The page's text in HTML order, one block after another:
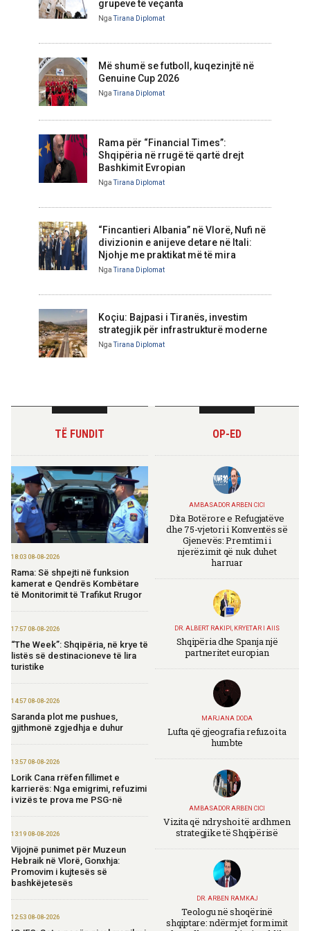
grupeve të veçanta
Nga Tirana Diplomat
Më shumë se futboll, kuqezinjtë në
Genuine Cup 2026
Nga Tirana Diplomat
Rama për “Financial Times”:
Shqipëria në rrugë të qartë drejt
Bashkimit Evropian
Nga Tirana Diplomat
“Fincantieri Albania” në Vlorë, Nufi në
divizionin e anijeve detare në Itali:
Njohje me praktikat më të mira
Nga Tirana Diplomat
Koçiu: Bajpasi i Tiranës, investim
strategjik për infrastrukturë moderne
Nga Tirana Diplomat
TË FUNDIT
18:03 08-08-2026
Rama: Së shpejti në funksion
kamerat e Qendrës Kombëtare
të Monitorimit të Trafikut Rrugor
17:57 08-08-2026
“The Week”: Shqipëria, në krye të
listës së destinacioneve të lira
turistike
14:57 08-08-2026
Saranda plot me pushues,
gjithmonë zgjedhja e duhur
13:57 08-08-2026
Lorik Cana rrëfen fillimet e
karrierës: Nga emigrimi, refuzimi
i vizës te prova me PSG-në
13:19 08-08-2026
Vijojnë punimet për Muzeun
Hebraik në Vlorë, Gonxhja:
Promovim i kujtesës së
bashkëjetesës
12:53 08-08-2026
OP-ED
AMBASADOR ARBEN CICI
Dita Botërore e Refugjatëve
dhe 75-vjetori i Konventës së
Gjenevës: Premtimi i
njerëzimit që nuk duhet
harruar
DR. ALBERT RAKIPI, KRYETAR I AIIS
Shqipëria dhe Spanja një
partneritet europian
MARJANA DODA
Lufta që gjeografia refuzoi ta
humbte
AMBASADOR ARBEN CICI
Vizita që ndryshoi të ardhmen
strategjike të Shqipërisë
DR. ARBEN RAMKAJ
Teologu në shoqërinë
shqiptare: ndërmjet formimit